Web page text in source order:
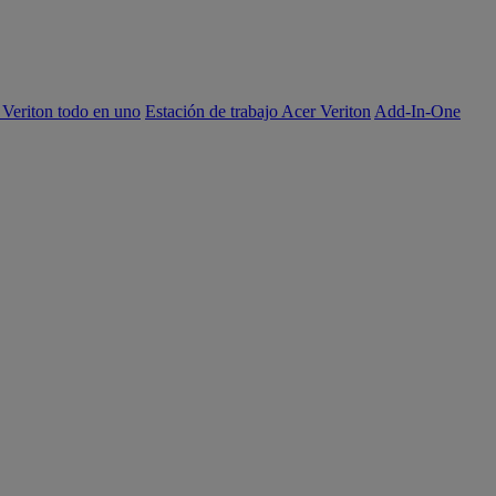
todo en uno Estación de trabajo Acer Veriton Add-In-One